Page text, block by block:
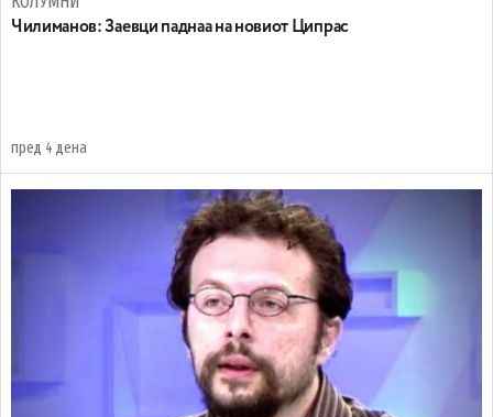
Чилиманов: Заевци паднаа на новиот Ципрас
пред 4 дена